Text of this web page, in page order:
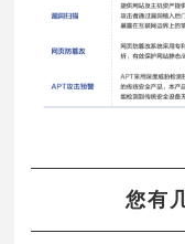
您有